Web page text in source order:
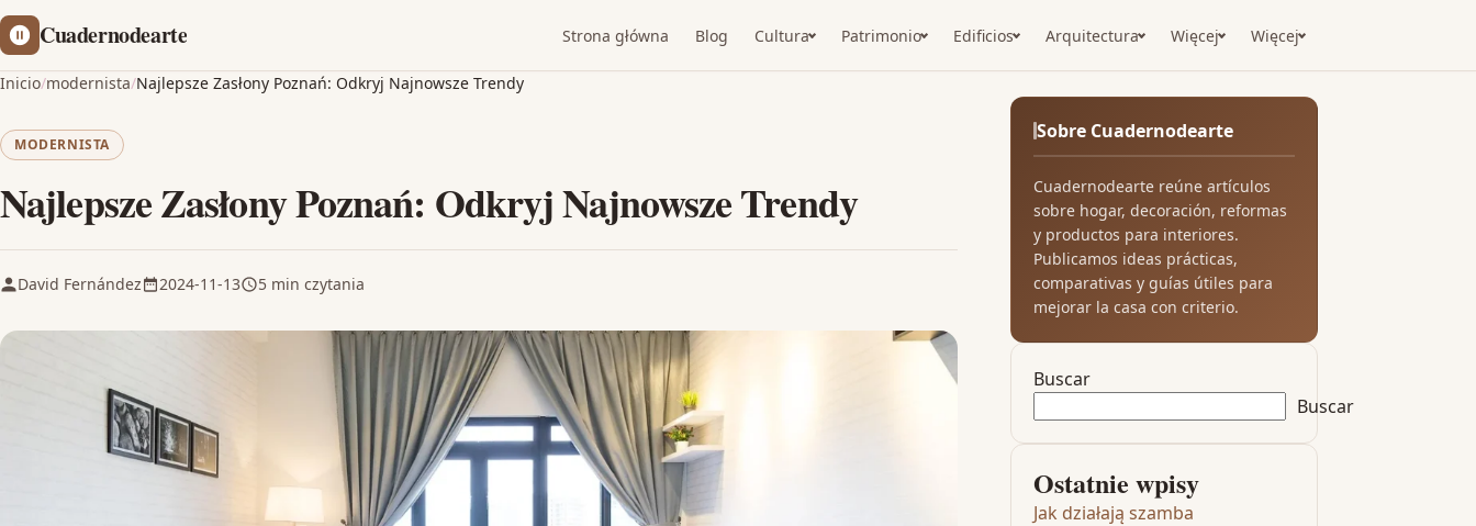
Cuadernodearte Strona główna Blog Cultura Patrimonio Edificios Arquitectura Więcej Więcej
Inicio/modernista/Najlepsze Zasłony Poznań: Odkryj Najnowsze Trendy
MODERNISTA
Najlepsze Zasłony Poznań: Odkryj Najnowsze Trendy
David Fernández 2024-11-13 5 min czytania
Sobre Cuadernodearte
Cuadernodearte reúne artículos
sobre hogar, decoración, reformas
y productos para interiores.
Publicamos ideas prácticas,
comparativas y guías útiles para
mejorar la casa con criterio.
Buscar
Buscar
Ostatnie wpisy
Jak działają szamba